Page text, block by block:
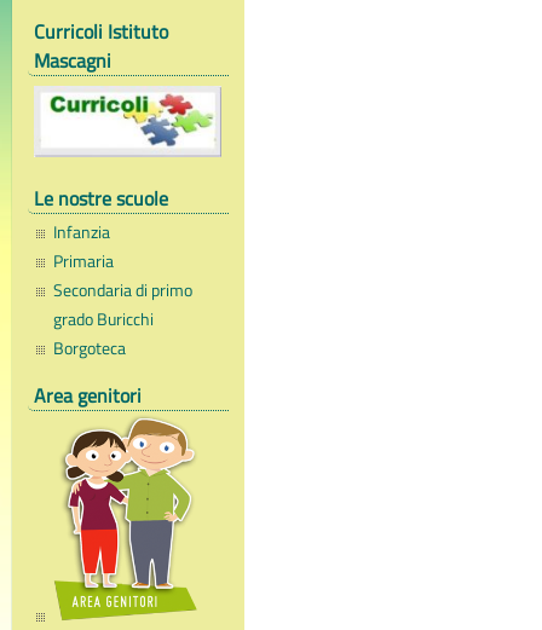
Curricoli Istituto
Mascagni
Le nostre scuole
Infanzia
Primaria
Secondaria di primo
grado Buricchi
Borgoteca
Area genitori